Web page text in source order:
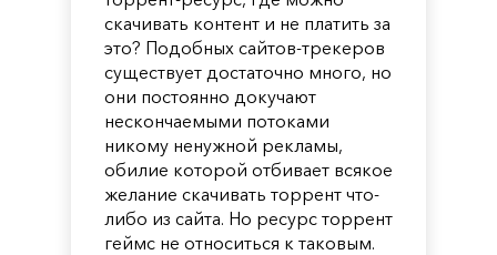
скачивать контент и не платить за
это? Подобных сайтов-трекеров
существует достаточно много, но
они постоянно докучают
нескончаемыми потоками
никому ненужной рекламы,
обилие которой отбивает всякое
желание скачивать торрент что-
либо из сайта. Но ресурс торрент
геймс не относиться к таковым.